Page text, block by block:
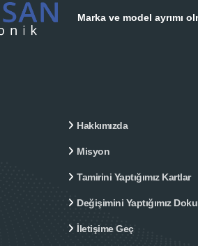
Marka ve model ayrımı
Hakkımızda
Misyon
Tamirini Yaptığımız Kartlar
Değişimini Yaptığımız
İletişime Geç